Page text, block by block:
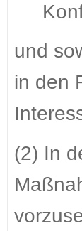
und
in den
(2) In